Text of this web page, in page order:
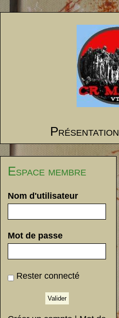
Présentation
Espace membre
Nom d'utilisateur
Mot de passe
Rester connecté